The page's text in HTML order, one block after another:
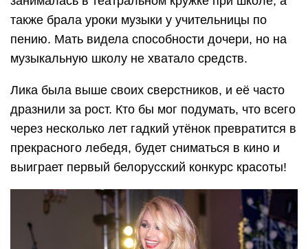
также брала уроки музыки у учительницы по
пению. Мать видела способности дочери, но на
музыкальную школу не хватало средств.
Лика была выше своих сверстников, и её часто
дразнили за рост. Кто бы мог подумать, что всего
через несколько лет гадкий утёнок превратится в
прекрасного лебедя, будет сниматься в кино и
выиграет первый белорусский конкурс красоты!